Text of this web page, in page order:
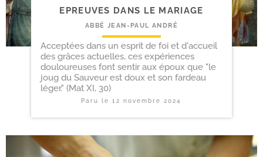
EPREUVES DANS LE MARIAGE
ABBÉ JEAN-PAUL ANDRÉ
Acceptées dans un esprit de foi et d'accueil
des grâces actuelles, ces expériences
douloureuses font sentir aux époux que "le
joug du Sauveur est doux et son fardeau
léger." (Mat XI, 30)
Paru le12 novembre 2024